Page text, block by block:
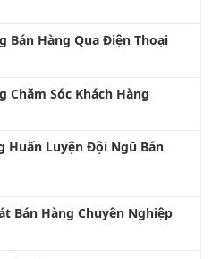
Bán Hàng Qua Điện Thoại
Chăm Sóc Khách Hàng
Huấn Luyện Đội Ngũ Bán
Bán Hàng Chuyên Nghiệp